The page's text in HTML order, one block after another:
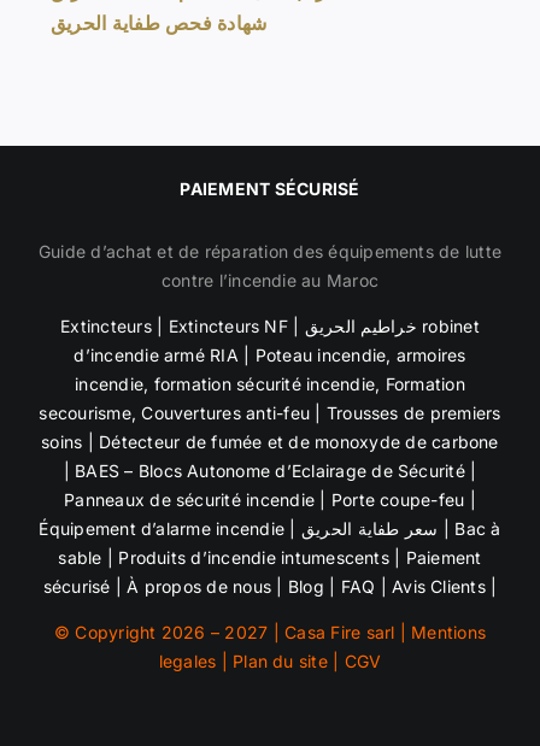
شهادة فحص طفاية الحريق
PAIEMENT SÉCURISÉ
Guide d’achat et de réparation des équipements de lutte
contre l’incendie au Maroc
Extincteurs| Extincteurs NF|
خراطيم الحريق robinet
d’incendie armé RIA
Poteau incendie, armoires
incendie, formation sécurité incendie, Formation
secourisme, Couvertures anti-feu | Trousses de premiers
soins | Détecteur de fumée et demonoxyde de carbone
| BAES – Blocs Autonome d’Eclairage de Sécurité |
Panneaux de sécurité incendie | Porte coupe-feu |
Équipement d’alarme incendie
سعر طفاية الحريق
Bac à
sable | Produits d’incendie intumescents | Paiement
sécurisé |À propos de nous Blog FAQ Avis Clients|
© Copyright 2026 – 2027 | Casa Fire sarl | Mentions
legales
Plan du site| CGV